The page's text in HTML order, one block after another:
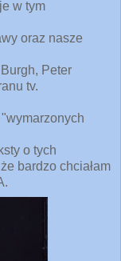
w tym
oraz nasze
Peter
tv.
o tych
bardzo chciałam